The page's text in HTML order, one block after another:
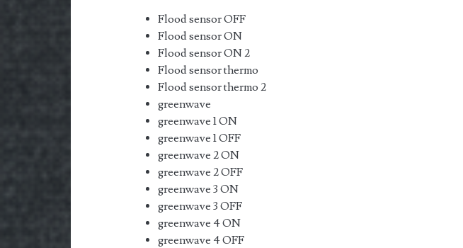
Flood sensor OFF
Flood sensor ON
Flood sensor ON 2
Flood sensor thermo
Flood sensor thermo 2
greenwave
greenwave 1 ON
greenwave 1 OFF
greenwave 2 ON
greenwave 2 OFF
greenwave 3 ON
greenwave 3 OFF
greenwave 4 ON
greenwave 4 OFF